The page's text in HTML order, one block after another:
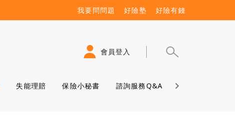
我要問問題 好險塾 好險有錢
會員登入
失能理賠 保險小秘書 諮詢服務Q&A 保險學堂